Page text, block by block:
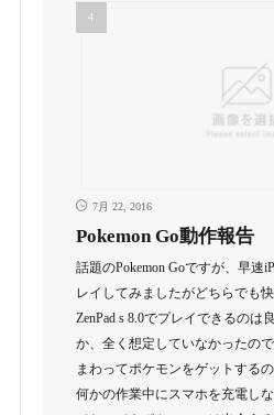
7月 22, 2016
Pokemon Go動作報告
話題のPokemon Goですが、早速
レイしてみましたがどちらでも
ZenPad s 8.0でプレイできるのは
か、全く想定していなかったの
まわってポケモンをゲットする
何かの作業中にスマホを充電し